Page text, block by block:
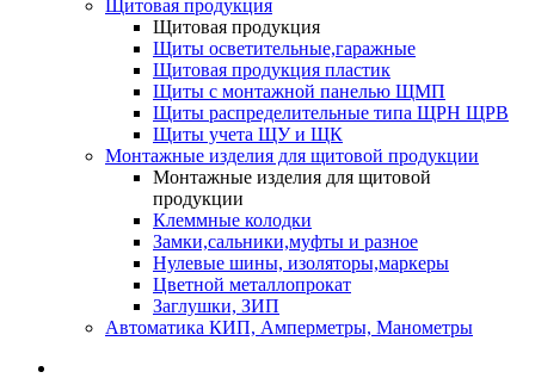
Щитовая продукция
Щитовая продукция
Щиты осветительные,гаражные
Щитовая продукция пластик
Щиты с монтажной панелью ЩМП
Щиты распределительные типа ЩРН ЩРВ
Щиты учета ЩУ и ЩК
Монтажные изделия для щитовой продукции
Монтажные изделия для щитовой
продукции
Клеммные колодки
Замки,сальники,муфты и разное
Нулевые шины, изоляторы,маркеры
Цветной металлопрокат
Заглушки, ЗИП
Автоматика КИП, Амперметры, Манометры